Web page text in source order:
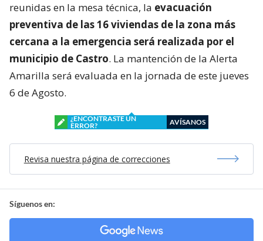
reunidas en la mesa técnica, la evacuación
preventiva de las 16 viviendas de la zona más
cercana a la emergencia será realizada por el
municipio de Castro. La mantención de la Alerta
Amarilla será evaluada en la jornada de este jueves
6 de Agosto.
¿ENCONTRASTE UN
ERROR?
AVÍSANOS
Revisa nuestra página de correcciones
Síguenos en: